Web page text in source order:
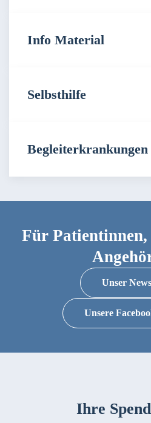
Info Material
Selbsthilfe
Begleiterkrankungen
Für
Unser
Unsere
Ihre